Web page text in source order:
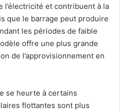
l’électricité et contribuent à la
que le barrage peut produire
les périodes de faible
offre une plus grande
de l’approvisionnement en
se heurte à certains
flottantes sont plus